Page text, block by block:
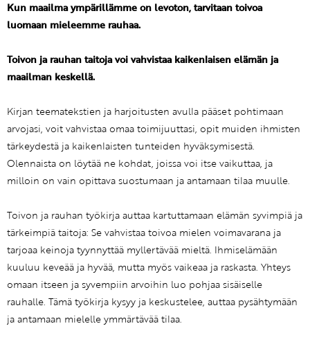
Kun maailma ympärillämme on levoton, tarvitaan toivoa
luomaan mieleemme rauhaa.
Toivon ja rauhan taitoja voi vahvistaa kaikenlaisen elämän ja
maailman keskellä.
Kirjan teematekstien ja harjoitusten avulla pääset pohtimaan
arvojasi, voit vahvistaa omaa toimijuuttasi, opit muiden ihmisten
tärkeydestä ja kaikenlaisten tunteiden hyväksymisestä.
Olennaista on löytää ne kohdat, joissa voi itse vaikuttaa, ja
milloin on vain opittava suostumaan ja antamaan tilaa muulle.
Toivon ja rauhan työkirja auttaa kartuttamaan elämän syvimpiä ja
tärkeimpiä taitoja: Se vahvistaa toivoa mielen voimavarana ja
tarjoaa keinoja tyynnyttää myllertävää mieltä. Ihmiselämään
kuuluu keveää ja hyvää, mutta myös vaikeaa ja raskasta. Yhteys
omaan itseen ja syvempiin arvoihin luo pohjaa sisäiselle
rauhalle. Tämä työkirja kysyy ja keskustelee, auttaa pysähtymään
ja antamaan mielelle ymmärtävää tilaa.